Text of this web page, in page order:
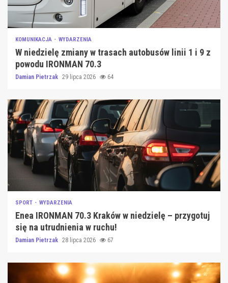
KOMUNIKACJA WYDARZENIA
W niedzielę zmiany w trasach autobusów linii 1 i 9 z
powodu IRONMAN 70.3
Damian Pietrzak 29 lipca 2026 64
SPORT WYDARZENIA
Enea IRONMAN 70.3 Kraków w niedzielę – przygotuj
się na utrudnienia w ruchu!
Damian Pietrzak 28 lipca 2026 67